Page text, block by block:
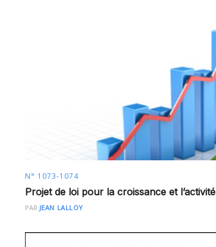
N° 1073-1074
Projet de loi pour la croissance et l’activité
PAR JEAN LALLOY